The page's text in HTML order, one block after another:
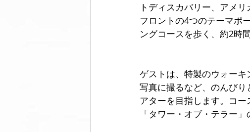
トディスカバリー、アメ
フロントの4つのテーマポ
ングコースを歩く、約2時
ゲストは、特製のウォー
写真に撮るなど、のんび
アターを目指します。コ
「タワー・オブ・テラー